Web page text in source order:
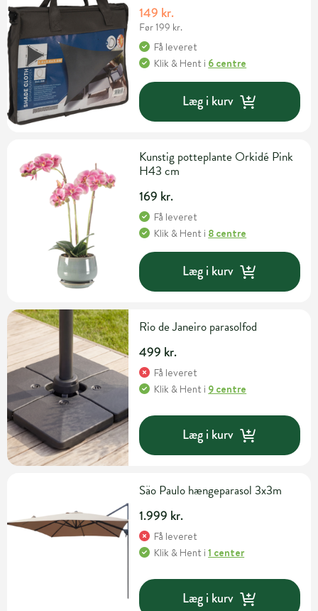
149 kr.
Før 199 kr.
Få leveret
Klik & Hent i 6 centre
Læg i kurv
Kunstig potteplante Orkidé Pink
H43 cm
169 kr.
Få leveret
Klik & Hent i 8 centre
Læg i kurv
Rio de Janeiro parasolfod
499 kr.
Få leveret
Klik & Hent i 9 centre
Læg i kurv
Säo Paulo hængeparasol 3x3m
1.999 kr.
Få leveret
Klik & Hent i1 center
Læg i kurv